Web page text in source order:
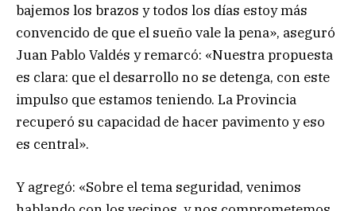
bajemos los brazos y todos los días estoy más
convencido de que el sueño vale la pena», aseguró
Juan Pablo Valdés y remarcó: «Nuestra propuesta
es clara: que el desarrollo no se detenga, con este
impulso que estamos teniendo. La Provincia
recuperó su capacidad de hacer pavimento y eso
es central».
Y agregó: «Sobre el tema seguridad, venimos